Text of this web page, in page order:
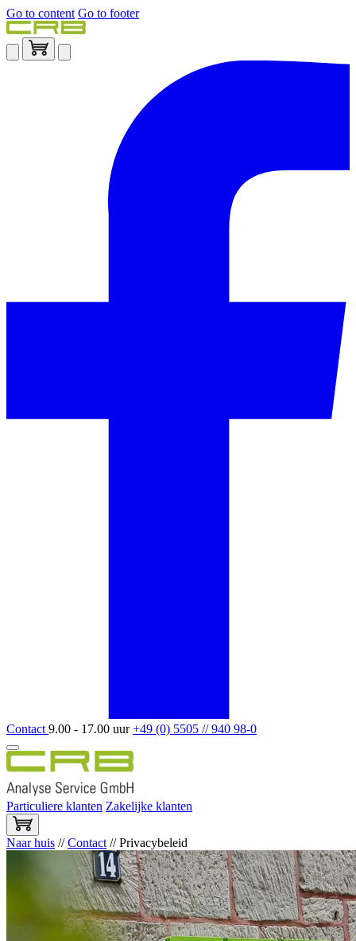
Go to content Go to footer
Contact 9.00 - 17.00 uur+49 (0) 5505 // 940 98-0
Particuliere klanten Zakelijke klanten
Naar huis //Contact //Privacybeleid